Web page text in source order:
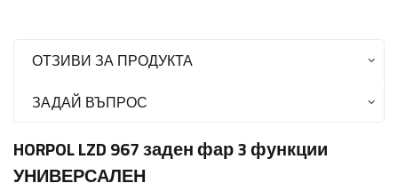
ОТЗИВИ ЗА ПРОДУКТА
ЗАДАЙ ВЪПРОС
HORPOL LZD 967 заден фар 3 функции
УНИВЕРСАЛЕН